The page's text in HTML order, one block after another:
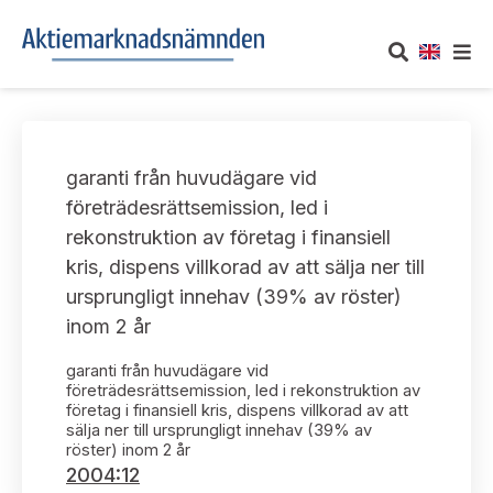
Om oss
Vårt uppdrag
Informationsgivning
Stadgar
Arbetsordning
UTTALANDEN
Om nämndens uttalanden
Framställningar och konsultation
Uttalanden sorterade efter publiceringsdatum
Samtliga uttalanden sorterade årsvis
Uttalanden sorterade ämnesvis
TAKEOVER-REGLER
Takeover-regler för reglerade marknader och vissa
handelsplattformar
AKTUELLT
Nyheter och pressmeddelanden
Prenumerera
KONTAKT
Kontakt angående ansökningar och uttalanden
garanti från huvudägare vid
företrädesrättsemission, led i
rekonstruktion av företag i finansiell
kris, dispens villkorad av att sälja ner till
ursprungligt innehav (39% av röster)
inom 2 år
garanti från huvudägare vid
företrädesrättsemission, led i rekonstruktion av
företag i finansiell kris, dispens villkorad av att
sälja ner till ursprungligt innehav (39% av
röster) inom 2 år
2004:12